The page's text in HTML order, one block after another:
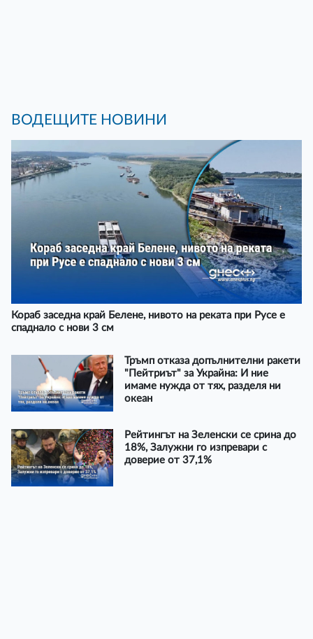
ВОДЕЩИТЕ НОВИНИ
Кораб заседна край Белене, нивото на реката при Русе е
спаднало с нови 3 см
Тръмп отказа допълнителни ракети
"Пейтриът" за Украйна: И ние
имаме нужда от тях, разделя ни
океан
Рейтингът на Зеленски се срина до
18%, Залужни го изпревари с
доверие от 37,1%